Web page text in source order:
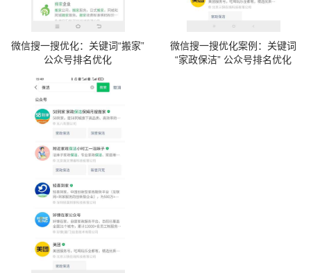
微信搜一搜优化：关键词“搬家”
公众号排名优化
微信搜一搜优化案例：关键词
“家政保洁” 公众号排名优化